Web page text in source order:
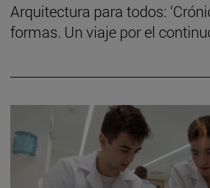
Arquitectura para todos:
formas. Un viaje por el